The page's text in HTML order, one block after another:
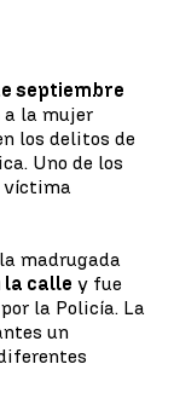
septiembre
la mujer
los delitos de
Uno de los
víctima
madrugada
la calle y fue
la Policía. La
un